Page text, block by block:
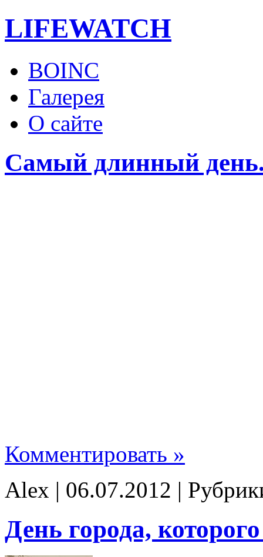
LIFEWATCH
BOINC
Галерея
О сайте
Самый длинный
Комментировать »
Alex | 06.07.2012 |
День города,